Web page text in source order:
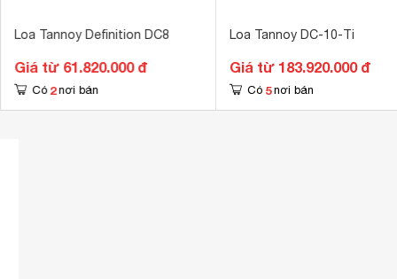
Loa Tannoy Definition DC8
Giá từ 61.820.000 đ
Có 2 nơi bán
Loa Tannoy DC-10-Ti
Giá từ 183.920.000 đ
Có 5 nơi bán